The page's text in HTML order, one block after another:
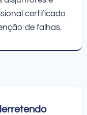
certificado
de falhas.